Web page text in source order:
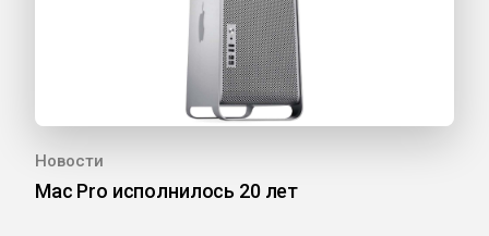
Новости
Mac Pro исполнилось 20 лет